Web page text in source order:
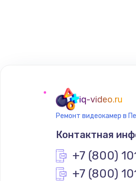
iq-video.ru
Ремонт видеокамер в
Контактная
+7 (800)
+7 (800)